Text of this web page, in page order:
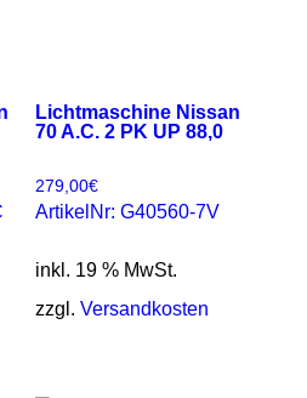
Lichtmaschine Nissan
70 A.C. 2 PK UP 88,0
279,00€
ArtikelNr: G40560-7V
inkl. 19 % MwSt.
zzgl. Versandkosten